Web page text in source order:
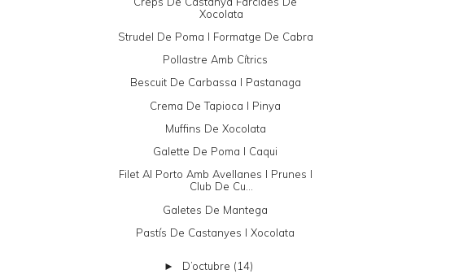
Xocolata
Strudel De Poma I Formatge De Cabra
Pollastre Amb Cítrics
Bescuit De Carbassa I Pastanaga
Crema De Tapioca I Pinya
Muffins De Xocolata
Galette De Poma I Caqui
Filet Al Porto Amb Avellanes I Prunes I
Club De Cu...
Galetes De Mantega
Pastís De Castanyes I Xocolata
► D’octubre (14)